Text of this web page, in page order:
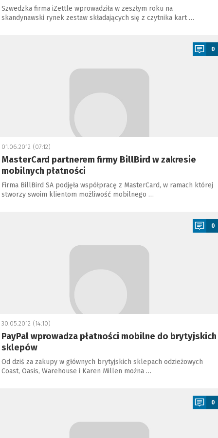
Szwedzka firma iZettle wprowadziła w zeszłym roku na
skandynawski rynek zestaw składających się z czytnika kart …
0
01.06.2012 (07:12)
MasterCard partnerem firmy BillBird w zakresie
mobilnych płatności
Firma BillBird SA podjęła współpracę z MasterCard, w ramach której
stworzy swoim klientom możliwość mobilnego …
0
30.05.2012 (14:10)
PayPal wprowadza płatności mobilne do brytyjskich
sklepów
Od dziś za zakupy w głównych brytyjskich sklepach odzieżowych
Coast, Oasis, Warehouse i Karen Millen można …
0